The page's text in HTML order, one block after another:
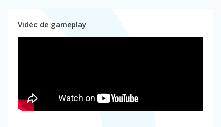
Vidéo de gameplay